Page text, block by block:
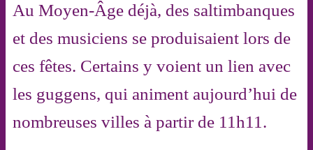
Au Moyen-Âge déjà, des saltimbanques
et des musiciens se produisaient lors de
ces fêtes. Certains y voient un lien avec
les guggens, qui animent aujourd’hui de
nombreuses villes à partir de 11h11.